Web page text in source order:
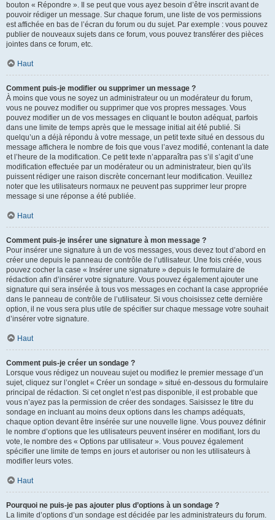
bouton « Répondre ». Il se peut que vous ayez besoin d’être inscrit avant de
pouvoir rédiger un message. Sur chaque forum, une liste de vos permissions
est affichée en bas de l’écran du forum ou du sujet. Par exemple : vous pouvez
publier de nouveaux sujets dans ce forum, vous pouvez transférer des pièces
jointes dans ce forum, etc.
Haut
Comment puis-je modifier ou supprimer un message ?
À moins que vous ne soyez un administrateur ou un modérateur du forum,
vous ne pouvez modifier ou supprimer que vos propres messages. Vous
pouvez modifier un de vos messages en cliquant le bouton adéquat, parfois
dans une limite de temps après que le message initial ait été publié. Si
quelqu’un a déjà répondu à votre message, un petit texte situé en dessous du
message affichera le nombre de fois que vous l’avez modifié, contenant la date
et l’heure de la modification. Ce petit texte n’apparaîtra pas s’il s’agit d’une
modification effectuée par un modérateur ou un administrateur, bien qu’ils
puissent rédiger une raison discrète concernant leur modification. Veuillez
noter que les utilisateurs normaux ne peuvent pas supprimer leur propre
message si une réponse a été publiée.
Haut
Comment puis-je insérer une signature à mon message ?
Pour insérer une signature à un de vos messages, vous devez tout d’abord en
créer une depuis le panneau de contrôle de l’utilisateur. Une fois créée, vous
pouvez cocher la case « Insérer une signature » depuis le formulaire de
rédaction afin d’insérer votre signature. Vous pouvez également ajouter une
signature qui sera insérée à tous vos messages en cochant la case appropriée
dans le panneau de contrôle de l’utilisateur. Si vous choisissez cette dernière
option, il ne vous sera plus utile de spécifier sur chaque message votre souhait
d’insérer votre signature.
Haut
Comment puis-je créer un sondage ?
Lorsque vous rédigez un nouveau sujet ou modifiez le premier message d’un
sujet, cliquez sur l’onglet « Créer un sondage » situé en-dessous du formulaire
principal de rédaction. Si cet onglet n’est pas disponible, il est probable que
vous n’ayez pas la permission de créer des sondages. Saisissez le titre du
sondage en incluant au moins deux options dans les champs adéquats,
chaque option devant être insérée sur une nouvelle ligne. Vous pouvez définir
le nombre d’options que les utilisateurs peuvent insérer en modifiant, lors du
vote, le nombre des « Options par utilisateur ». Vous pouvez également
spécifier une limite de temps en jours et autoriser ou non les utilisateurs à
modifier leurs votes.
Haut
Pourquoi ne puis-je pas ajouter plus d’options à un sondage ?
La limite d’options d’un sondage est décidée par les administrateurs du forum.